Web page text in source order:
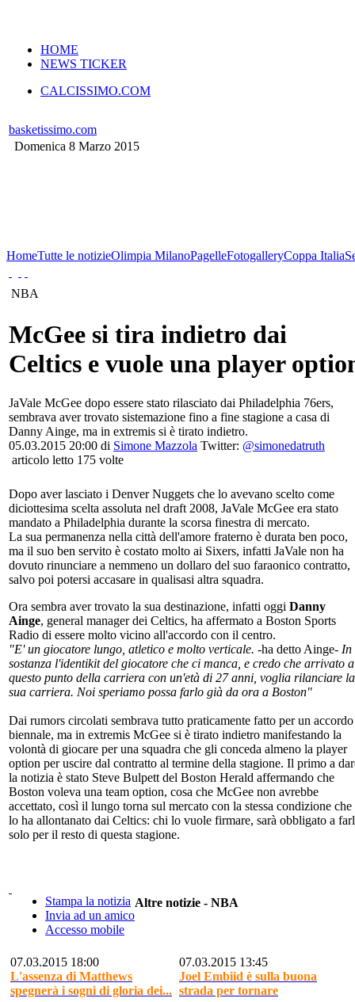
HOME
NEWS TICKER
CALCISSIMO.COM
basketissimo.com
Domenica 8 Marzo 2015
HomeTutte le notizieOlimpia MilanoPagelleFotogalleryCoppa Italia
NBA
McGee si tira indietro dai
Celtics e vuole una player
JaVale McGee dopo essere stato rilasciato dai Philadelphia 76ers,
sembrava aver trovato sistemazione fino a fine stagione a casa di
Danny Ainge, ma in extremis si è tirato indietro.
05.03.2015 20:00 di Simone Mazzola Twitter: @simonedatruth
articolo letto 175 volte
Dopo aver lasciato i Denver Nuggets che lo avevano scelto come
diciottesima scelta assoluta nel draft 2008, JaVale McGee era stato
mandato a Philadelphia durante la scorsa finestra di mercato.
La sua permanenza nella città dell'amore fraterno è durata ben poco,
ma il suo ben servito è costato molto ai Sixers, infatti JaVale non ha
dovuto rinunciare a nemmeno un dollaro del suo faraonico contratto,
salvo poi potersi accasare in qualisasi altra squadra.
Ora sembra aver trovato la sua destinazione, infatti oggi Danny
Ainge, general manager dei Celtics, ha affermato a Boston Sports
Radio di essere molto vicino all'accordo con il centro.
"E' un giocatore lungo, atletico e molto verticale. -ha detto Ainge- In
sostanza l'identikit del giocatore che ci manca, e credo che arrivato a
questo punto della carriera con un'età di 27 anni, voglia rilanciare la
sua carriera. Noi speriamo possa farlo già da ora a Boston"
Dai rumors circolati sembrava tutto praticamente fatto per un accordo
biennale, ma in extremis McGee si è tirato indietro manifestando la
volontà di giocare per una squadra che gli conceda almeno la player
option per uscire dal contratto al termine della stagione. Il primo a
la notizia è stato Steve Bulpett del Boston Herald affermando che
Boston voleva una team option, cosa che McGee non avrebbe
accettato, così il lungo torna sul mercato con la stessa condizione che
lo ha allontanato dai Celtics: chi lo vuole firmare, sarà obbligato a
solo per il resto di questa stagione.
Stampa la notizia
Invia ad un amico
Accesso mobile
Altre notizie - NBA
07.03.2015 18:00
L'assenza di Matthews
spegnerà i sogni di gloria dei...
07.03.2015 13:45
Joel Embiid è sulla buona
strada per tornare